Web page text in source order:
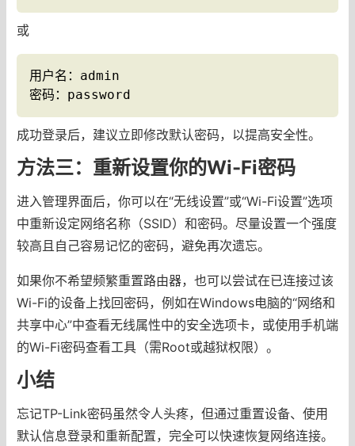
或
用户名：admin
密码：password
成功登录后，建议立即修改默认密码，以提高安全性。
方法三：重新设置你的Wi-Fi密码
进入管理界面后，你可以在“无线设置”或“Wi-Fi设置”选项
中重新设定网络名称（SSID）和密码。尽量设置一个强度
较高且自己容易记忆的密码，避免再次遗忘。
如果你不希望频繁重置路由器，也可以尝试在已连接过该
Wi-Fi的设备上找回密码，例如在Windows电脑的“网络和
共享中心”中查看无线属性中的安全选项卡，或使用手机端
的Wi-Fi密码查看工具（需Root或越狱权限）。
小结
忘记TP-Link密码虽然令人头疼，但通过重置设备、使用
默认信息登录和重新配置，完全可以快速恢复网络连接。